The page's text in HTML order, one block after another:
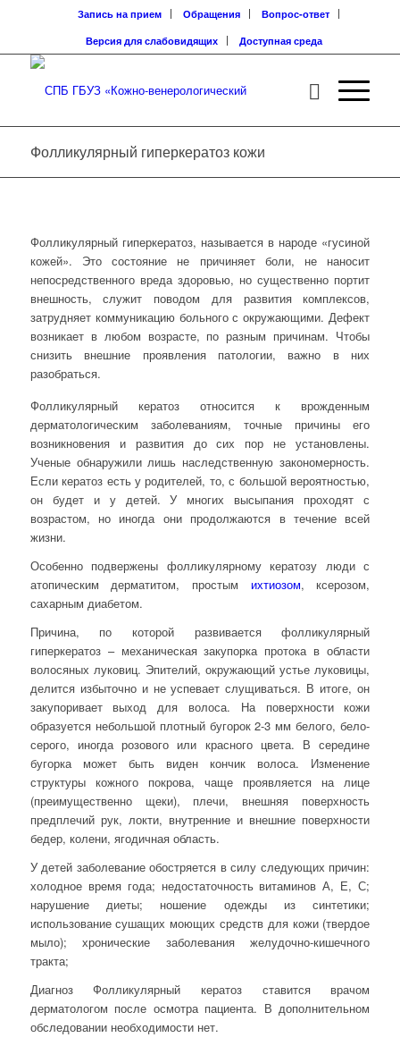
Запись на прием Обращения
Вопрос-ответ
Версия для слабовидящих
Доступная среда
Фолликулярный гиперкератоз кожи
Фолликулярный гиперкератоз, называется в народе «гусиной
кожей». Это состояние не причиняет боли, не наносит
непосредственного вреда здоровью, но существенно портит
внешность, служит поводом для развития комплексов,
затрудняет коммуникацию больного с окружающими. Дефект
возникает в любом возрасте, по разным причинам. Чтобы
снизить внешние проявления патологии, важно в них
разобраться.
Фолликулярный кератоз относится к врожденным
дерматологическим заболеваниям, точные причины его
возникновения и развития до сих пор не установлены.
Ученые обнаружили лишь наследственную закономерность.
Если кератоз есть у родителей, то, с большой вероятностью,
он будет и у детей. У многих высыпания проходят с
возрастом, но иногда они продолжаются в течение всей
жизни.
Особенно подвержены фолликулярному кератозу люди с
атопическим дерматитом, простым ихтиозом, ксерозом,
сахарным диабетом.
Причина, по которой развивается фолликулярный
гиперкератоз – механическая закупорка протока в области
волосяных луковиц. Эпителий, окружающий устье луковицы,
делится избыточно и не успевает слущиваться. В итоге, он
закупоривает выход для волоса. На поверхности кожи
образуется небольшой плотный бугорок 2-3 мм белого, бело-
серого, иногда розового или красного цвета. В середине
бугорка может быть виден кончик волоса. Изменение
структуры кожного покрова, чаще проявляется на лице
(преимущественно щеки), плечи, внешняя поверхность
предплечий рук, локти, внутренние и внешние поверхности
бедер, колени, ягодичная область.
У детей заболевание обостряется в силу следующих причин:
холодное время года; недостаточность витаминов А, Е, С;
нарушение диеты; ношение одежды из синтетики;
использование сушащих моющих средств для кожи (твердое
мыло); хронические заболевания желудочно-кишечного
тракта;
Диагноз Фолликулярный кератоз ставится врачом
дерматологом после осмотра пациента. В дополнительном
обследовании необходимости нет.